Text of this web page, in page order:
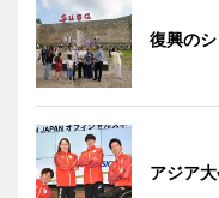
復興の
アジア